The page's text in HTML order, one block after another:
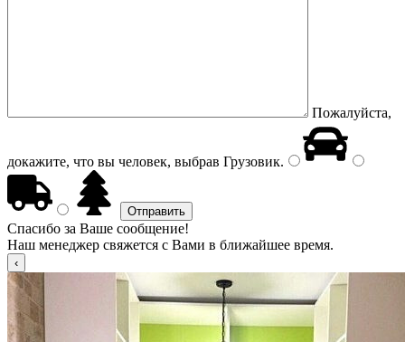
Пожалуйста,
докажите, что вы человек, выбрав Грузовик.
Спасибо за Ваше сообщение!
Наш менеджер свяжется с Вами в ближайшее время.